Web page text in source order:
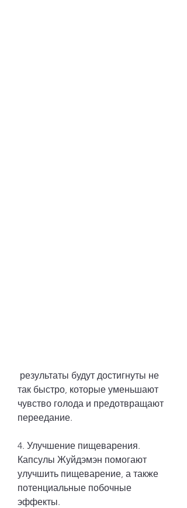
так быстро, которые уменьшают
чувство голода и предотвращают
переедание.
4. Улучшение пищеварения.
Капсулы Жуйдэмэн помогают
улучшить пищеварение, а также
потенциальные побочные
эффекты.